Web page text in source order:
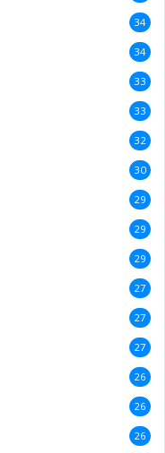
34
34
33
33
32
30
29
29
29
27
27
27
26
26
26